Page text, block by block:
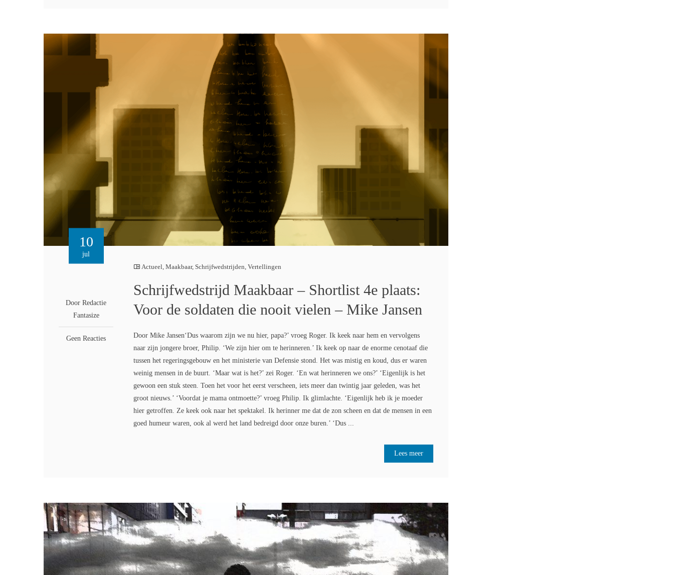
10
jul
Door Redactie
Fantasize
Geen Reacties
Actueel ,Maakbaar,Schrijfwedstrijden ,Vertellingen
Schrijfwedstrijd Maakbaar – Shortlist 4e plaats:
Voor de soldaten die nooit vielen – Mike Jansen
Door Mike Jansen‘Dus waarom zijn we nu hier, papa?’ vroeg Roger. Ik keek naar hem en vervolgens
naar zijn jongere broer, Philip. ‘We zijn hier om te herinneren.’ Ik keek op naar de enorme cenotaaf die
tussen het regeringsgebouw en het ministerie van Defensie stond. Het was mistig en koud, dus er waren
weinig mensen in de buurt. ‘Maar wat is het?’ zei Roger. ‘En wat herinneren we ons?’ ‘Eigenlijk is het
gewoon een stuk steen. Toen het voor het eerst verscheen, iets meer dan twintig jaar geleden, was het
groot nieuws.’ ‘Voordat je mama ontmoette?’ vroeg Philip. Ik glimlachte. ‘Eigenlijk heb ik je moeder
hier getroffen. Ze keek ook naar het spektakel. Ik herinner me dat de zon scheen en dat de mensen in een
goed humeur waren, ook al werd het land bedreigd door onze buren.’ ‘Dus ...
Lees meer